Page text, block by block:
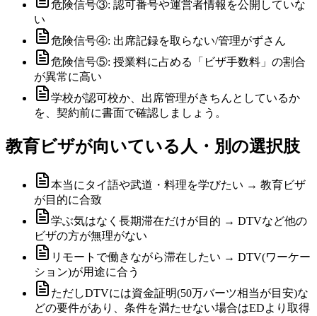
危険信号③: 認可番号や運営者情報を公開していな
い
危険信号④: 出席記録を取らない/管理がずさん
危険信号⑤: 授業料に占める「ビザ手数料」の割合
が異常に高い
学校が認可校か、出席管理がきちんとしているか
を、契約前に書面で確認しましょう。
教育ビザが向いている人・別の選択肢
本当にタイ語や武道・料理を学びたい → 教育ビザ
が目的に合致
学ぶ気はなく長期滞在だけが目的 → DTVなど他の
ビザの方が無理がない
リモートで働きながら滞在したい → DTV(ワーケー
ション)が用途に合う
ただしDTVには資金証明(50万バーツ相当が目安)な
どの要件があり、条件を満たせない場合はEDより取得